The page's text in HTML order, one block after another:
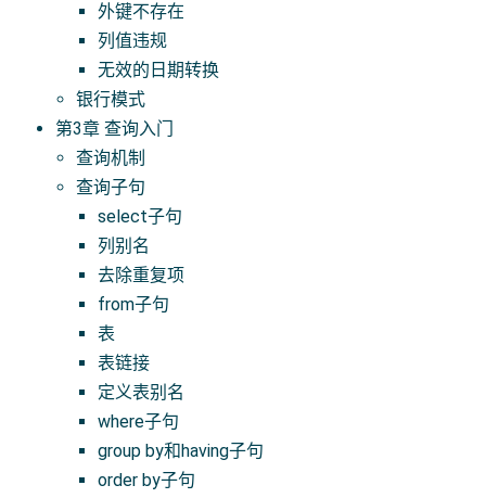
外键不存在
列值违规
无效的日期转换
银行模式
第3章 查询入门
查询机制
查询子句
select子句
列别名
去除重复项
from子句
表
表链接
定义表别名
where子句
group by和having子句
order by子句